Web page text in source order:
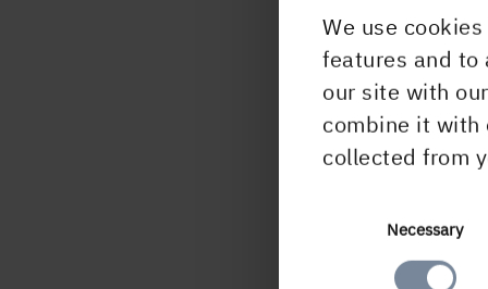
We use
features and to
our site with
combine it with
collected from
Necessary
I
en
mot